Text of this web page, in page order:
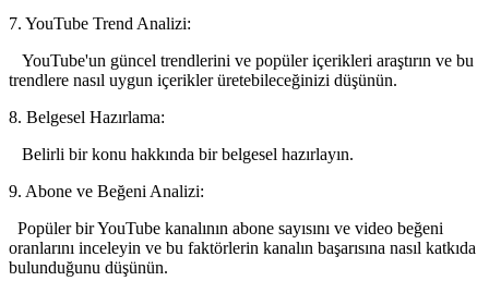
7. YouTube Trend Analizi:
YouTube'un güncel trendlerini ve popüler içerikleri araştırın ve bu
trendlere nasıl uygun içerikler üretebileceğinizi düşünün.
8. Belgesel Hazırlama:
Belirli bir konu hakkında bir belgesel hazırlayın.
9. Abone ve Beğeni Analizi:
Popüler bir YouTube kanalının abone sayısını ve video beğeni
oranlarını inceleyin ve bu faktörlerin kanalın başarısına nasıl katkıda
bulunduğunu düşünün.